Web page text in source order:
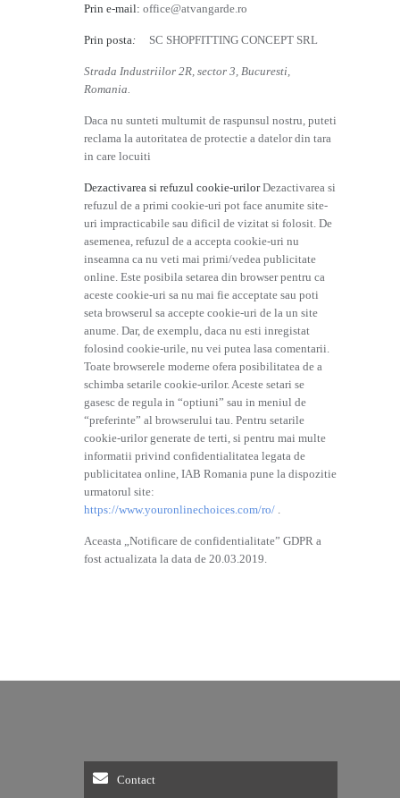
Prin e-mail: office@atvangarde.ro
Prin posta: SC SHOPFITTING CONCEPT SRL
Strada Industriilor 2R, sector 3, Bucuresti,
Romania.
Daca nu sunteti multumit de raspunsul nostru, puteti
reclama la autoritatea de protectie a datelor din tara
in care locuiti
Dezactivarea si refuzul cookie-urilorDezactivarea si
refuzul de a primi cookie-uri pot face anumite site-
uri impracticabile sau dificil de vizitat si folosit. De
asemenea, refuzul de a accepta cookie-uri nu
inseamna ca nu veti mai primi/vedea publicitate
online. Este posibila setarea din browser pentru ca
aceste cookie-uri sa nu mai fie acceptate sau poti
seta browserul sa accepte cookie-uri de la un site
anume. Dar, de exemplu, daca nu esti inregistat
folosind cookie-urile, nu vei putea lasa comentarii.
Toate browserele moderne ofera posibilitatea de a
schimba setarile cookie-urilor. Aceste setari se
gasesc de regula in “optiuni” sau in meniul de
“preferinte” al browserului tau. Pentru setarile
cookie-urilor generate de terti, si pentru mai multe
informatii privind confidentialitatea legata de
publicitatea online, IAB Romania pune la dispozitie
urmatorul site:
https://www.youronlinechoices.com/ro/ .
Aceasta „Notificare de confidentialitate” GDPR a
fost actualizata la data de 20.03.2019.
Contact